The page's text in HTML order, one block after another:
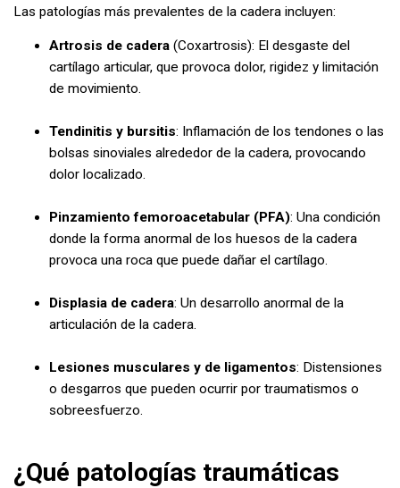
Las patologías más prevalentes de la cadera incluyen:
Artrosis de cadera (Coxartrosis): El desgaste del
cartílago articular, que provoca dolor, rigidez y limitación
de movimiento.
Tendinitis y bursitis: Inflamación de los tendones o las
bolsas sinoviales alrededor de la cadera, provocando
dolor localizado.
Pinzamiento femoroacetabular (PFA): Una condición
donde la forma anormal de los huesos de la cadera
provoca una roca que puede dañar el cartílago.
Displasia de cadera: Un desarrollo anormal de la
articulación de la cadera.
Lesiones musculares y de ligamentos: Distensiones
o desgarros que pueden ocurrir por traumatismos o
sobreesfuerzo.
¿Qué patologías traumáticas